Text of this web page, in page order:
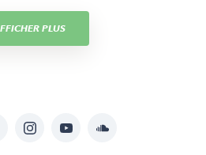
PLUS
InstagramYouTubeSoundcloud